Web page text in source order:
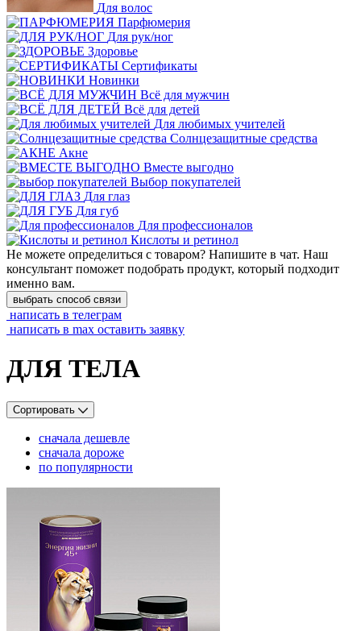
Для волос
Парфюмерия
Для рук/ног
Здоровье
Сертификаты
Новинки
Всё для мужчин
Всё для детей
Для любимых учителей
Cолнцезащитные средства
Акне
Вместе выгодно
Выбор покупателей
Для глаз
Для губ
Для профессионалов
Кислоты и ретинол
Не можете определиться с товаром? Напишите в чат. Наш
консультант поможет подобрать продукт, который подходит
именно вам.
выбрать способ связи
написать в телеграм
написать в max оставить заявку
ДЛЯ ТЕЛА
Сортировать
сначала дешевле
сначала дороже
по популярности